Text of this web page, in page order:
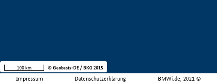
Impressum Datenschutzerklärung BMWi.de, 2021 ©
100 km © Geobasis-DE / BKG 2015